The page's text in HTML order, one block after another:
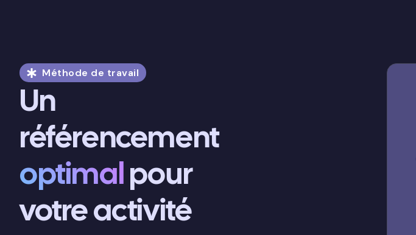
Méthode de travail
Un
référencement
optimalpour
votre activité